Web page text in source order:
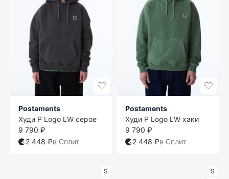
Postaments
Худи P Logo LW серое
9 790 ₽
2 448 ₽в Сплит
Postaments
Худи P Logo LW хаки
9 790 ₽
2 448 ₽в Сплит
S
S